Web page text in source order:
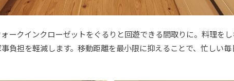
ークインクローゼットをぐるりと回遊できる間取りに。料理を
負担を軽減します。移動距離を最小限に抑えることで、忙しい